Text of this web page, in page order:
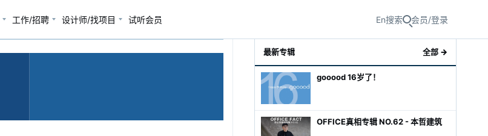
工作/招聘 设计师/找项目 试听会员 En搜索 会员/登录
最新专辑 全部 →
gooood 16岁了！
OFFICE真相专辑 NO.62 - 本哲建筑